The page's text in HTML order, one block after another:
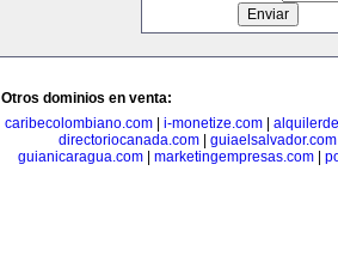
Otros dominios en venta:
caribecolombiano.com
i-monetize.com
directoriocanada.com
guiaelsalvador.com
guianicaragua.com
marketingempresas.com